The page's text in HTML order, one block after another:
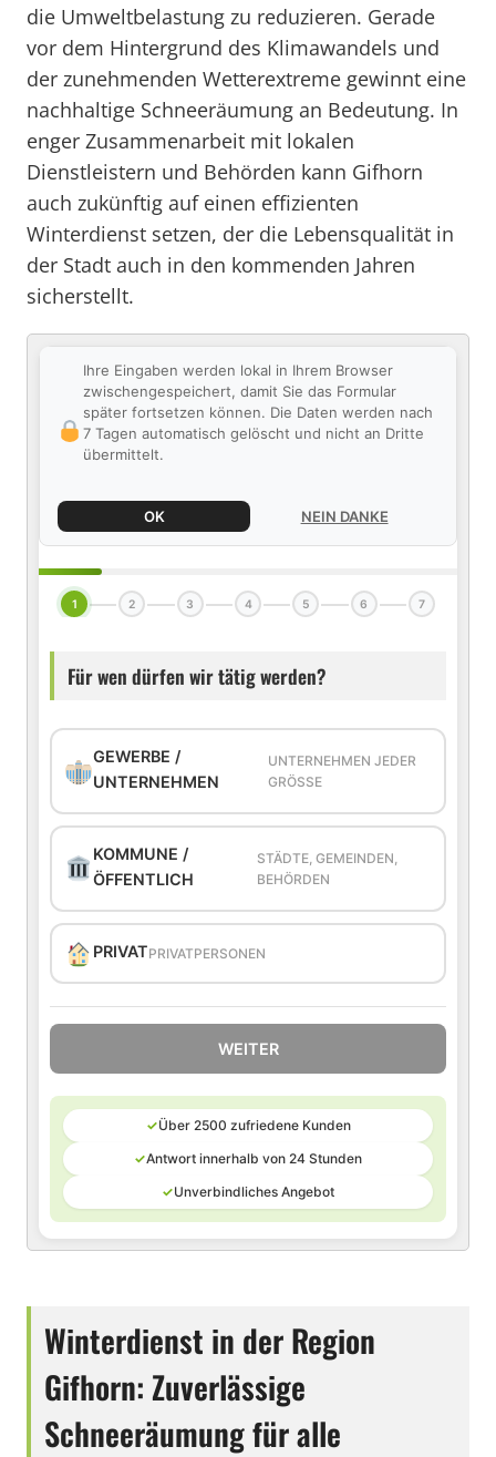
die Umweltbelastung zu reduzieren. Gerade
vor dem Hintergrund des Klimawandels und
der zunehmenden Wetterextreme gewinnt eine
nachhaltige Schneeräumung an Bedeutung. In
enger Zusammenarbeit mit lokalen
Dienstleistern und Behörden kann Gifhorn
auch zukünftig auf einen effizienten
Winterdienst setzen, der die Lebensqualität in
der Stadt auch in den kommenden Jahren
sicherstellt.
Ihre Eingaben werden lokal in Ihrem Browser
zwischengespeichert, damit Sie das Formular
später fortsetzen können. Die Daten werden nach
7 Tagen automatisch gelöscht und nicht an Dritte
übermittelt.
OK NEIN DANKE
1 2 3 4 5 6 7
Für wen dürfen wir tätig werden?
GEWERBE /
UNTERNEHMEN
UNTERNEHMEN JEDER
GRÖSSE
KOMMUNE /
ÖFFENTLICH
STÄDTE, GEMEINDEN,
BEHÖRDEN
PRIVATPRIVATPERSONEN
WEITER
✓Über 2500 zufriedene Kunden
✓Antwort innerhalb von 24 Stunden
✓Unverbindliches Angebot
Winterdienst in der Region
Gifhorn: Zuverlässige
Schneeräumung für alle